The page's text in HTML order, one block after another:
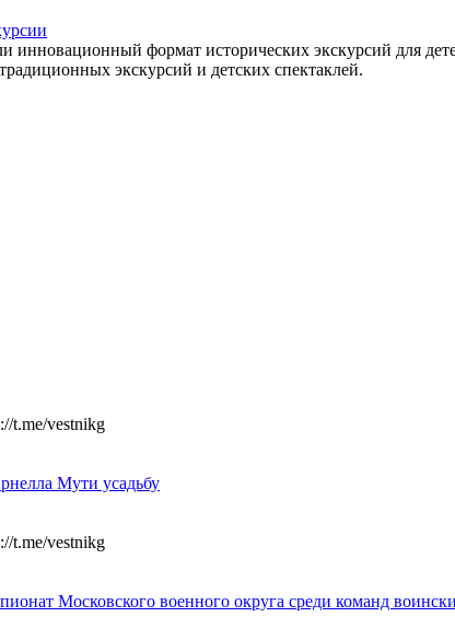
инновационный формат исторических экскурсий
экскурсий и детских спектаклей.
t.me/vestnikg
Мути усадьбу
t.me/vestnikg
Московского военного округа среди команд